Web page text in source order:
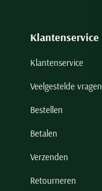
Klantenservice
Klantenservice
Veelgestelde vragen
Bestellen
Betalen
Verzenden
Retourneren